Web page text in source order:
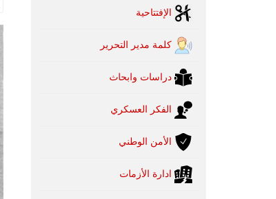
الإفتتاحية
كلمة مدير التحرير
دراسات وابحاث
الفكر العسكري
الأمن الوطني
ادارة الأزمات